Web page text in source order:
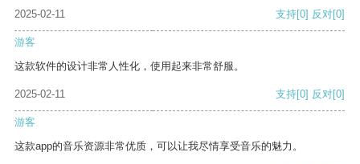
2025-02-11 支持[0] 反对[0]
游客
这款软件的设计非常人性化，使用起来非常舒服。
2025-02-11 支持[0] 反对[0]
游客
这款app的音乐资源非常优质，可以让我尽情享受音乐的魅力。